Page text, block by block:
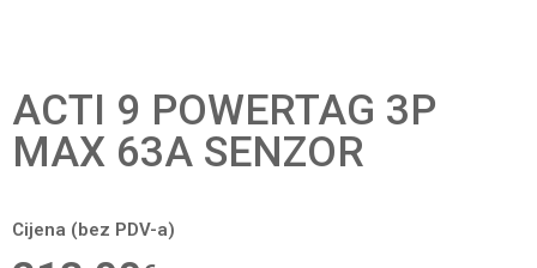
ACTI 9 POWERTAG 3P
MAX 63A SENZOR
Cijena (bez PDV-a)